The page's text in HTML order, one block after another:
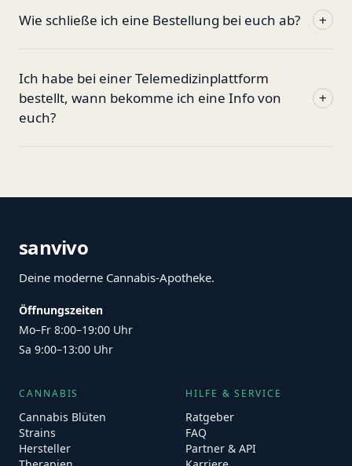
Wie schließe ich eine Bestellung bei euch ab? +
Ich habe bei einer Telemedizinplattform
bestellt, wann bekomme ich eine Info von
euch?
+
sanvivo
Deine moderne Cannabis-Apotheke.
Öffnungszeiten
Mo–Fr 8:00–19:00 Uhr
Sa 9:00–13:00 Uhr
CANNABIS
Cannabis Blüten
Strains
Hersteller
HILFE & SERVICE
Ratgeber
FAQ
Partner & API